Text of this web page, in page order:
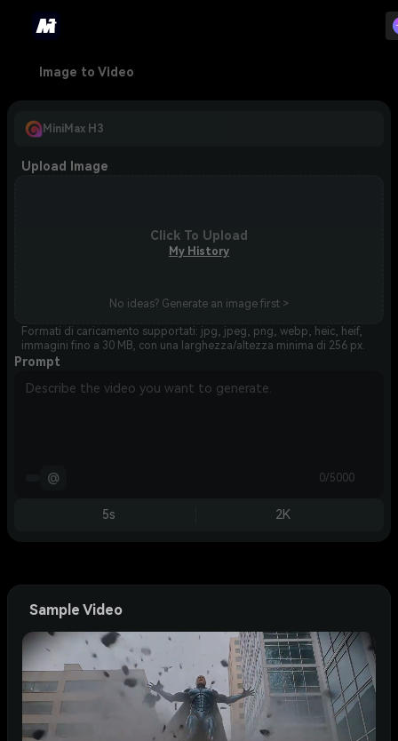
Image to Video
MiniMax H3
Upload Image
Click To Upload
My History
No ideas? Generate an image first >
Formati di caricamento supportati: jpg, jpeg, png, webp, heic, heif,
immagini fino a 30 MB, con una larghezza/altezza minima di 256 px.
Prompt
@ 0/5000
5s 2K
Sample Video